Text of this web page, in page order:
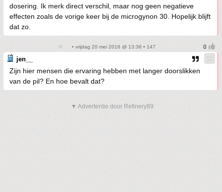
dosering. Ik merk direct verschil, maar nog geen negatieve
effecten zoals de vorige keer bij de microgynon 30. Hopelijk blijft
dat zo.
• vrijdag 20 mei 2016 @ 13:36 • 147
jen__
Zijn hier mensen die ervaring hebben met langer doorslikken
van de pil? En hoe bevalt dat?
▼ Advertentie door Refinery89